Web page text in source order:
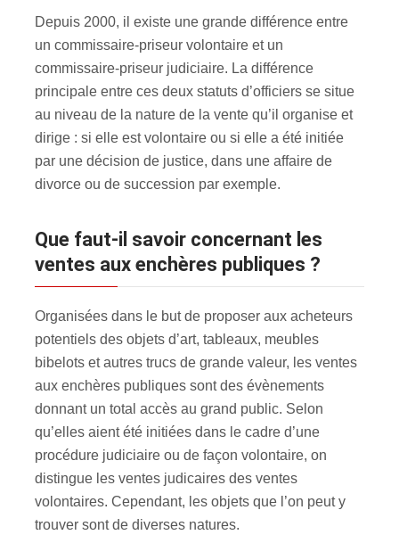
Depuis 2000, il existe une grande différence entre
un commissaire-priseur volontaire et un
commissaire-priseur judiciaire. La différence
principale entre ces deux statuts d’officiers se situe
au niveau de la nature de la vente qu’il organise et
dirige : si elle est volontaire ou si elle a été initiée
par une décision de justice, dans une affaire de
divorce ou de succession par exemple.
Que faut-il savoir concernant les
ventes aux enchères publiques ?
Organisées dans le but de proposer aux acheteurs
potentiels des objets d’art, tableaux, meubles
bibelots et autres trucs de grande valeur, les ventes
aux enchères publiques sont des évènements
donnant un total accès au grand public. Selon
qu’elles aient été initiées dans le cadre d’une
procédure judiciaire ou de façon volontaire, on
distingue les ventes judicaires des ventes
volontaires. Cependant, les objets que l’on peut y
trouver sont de diverses natures.